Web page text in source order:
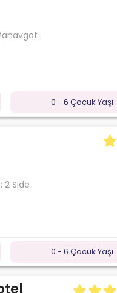
0 - 6 Çocuk Yaşı
2 Side
0 - 6 Çocuk Yaşı